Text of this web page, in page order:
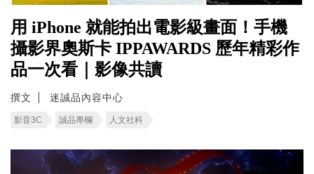
用 iPhone 就能拍出電影級畫面！手機
攝影界奧斯卡 IPPAWARDS 歷年精彩作
品一次看｜影像共讀
撰文 迷誠品內容中心
影音3C 誠品專欄 人文社科